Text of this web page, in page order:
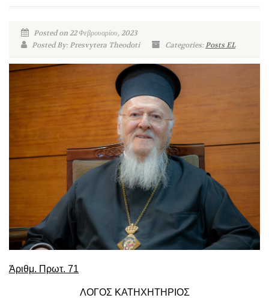
Posted on 22 Φεβρουαρίου, 2023
Posted By: Presvytera Theodoti
Categories:Posts EL
Ἀριθμ. Πρωτ. 71
ΛΟΓΟΣ ΚΑΤΗΧΗΤΗΡΙΟΣ